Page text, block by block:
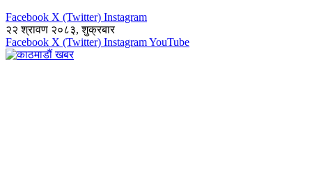
Facebook X (Twitter) Instagram
२२ श्रावण २०८३, शुक्रबार
Facebook X (Twitter) InstagramYouTube